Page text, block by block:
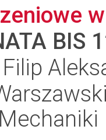
BIS